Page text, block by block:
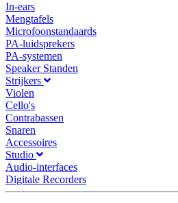
In-ears
Mengtafels
Microfoonstandaards
PA-luidsprekers
PA-systemen
Speaker Standen
Strijkers
Violen
Cello's
Contrabassen
Snaren
Accessoires
Studio
Audio-interfaces
Digitale Recorders